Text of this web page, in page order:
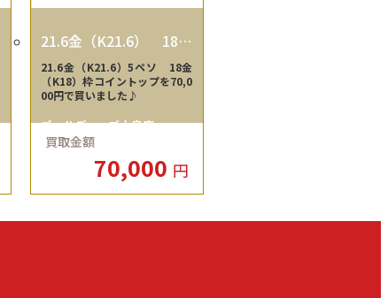
21.6金（K21.6） 18金
（K18）
21.6金（K21.6）5ペソ 18金
（K18）枠コイントップを70,0
00円で買いました♪
ゴールディーズ大泉店
買取金額
70,000 円